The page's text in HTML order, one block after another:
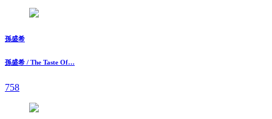
孫盛希
孫盛希 / The Taste Of…
758